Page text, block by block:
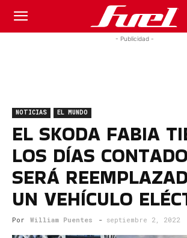
Fuel
Magazine
- Publicidad -
NOTICIAS EL MUNDO
EL SKODA FABIA
LOS DÍAS
SERÁ
UN VEHÍCULO
Por William Puentes - septiembre 2, 2022